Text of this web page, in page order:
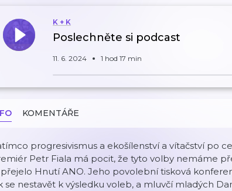
K + K
Poslechněte si podcast
11. 6. 2024 1 hod 17 min
KOMENTÁŘE
progresivismus a ekošílenství a vítačství po
Petr Fiala má pocit, že tyto volby nemáme
Hnutí ANO. Jeho povolební tisková
se nestavět k výsledku voleb, a mluvčí mladých